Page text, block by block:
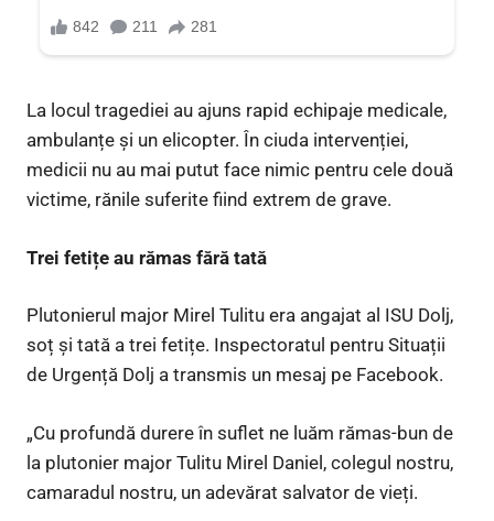
La locul tragediei au ajuns rapid echipaje medicale,
ambulanțe și un elicopter. În ciuda intervenției,
medicii nu au mai putut face nimic pentru cele două
victime, rănile suferite fiind extrem de grave.
Trei fetițe au rămas fără tată
Plutonierul major Mirel Tulitu era angajat al ISU Dolj,
soț și tată a trei fetițe. Inspectoratul pentru Situații
de Urgență Dolj a transmis un mesaj pe Facebook.
„Cu profundă durere în suflet ne luăm rămas-bun de
la plutonier major Tulitu Mirel Daniel, colegul nostru,
camaradul nostru, un adevărat salvator de vieți.